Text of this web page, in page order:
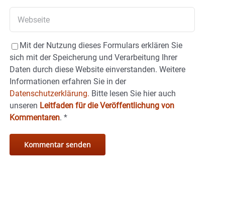
Mit der Nutzung dieses Formulars erklären Sie
sich mit der Speicherung und Verarbeitung Ihrer
Daten durch diese Website einverstanden. Weitere
Informationen erfahren Sie in der
Datenschutzerklärung. Bitte lesen Sie hier auch
unseren Leitfaden für die Veröffentlichung von
Kommentaren. *